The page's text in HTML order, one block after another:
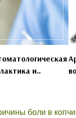
и..
боли в